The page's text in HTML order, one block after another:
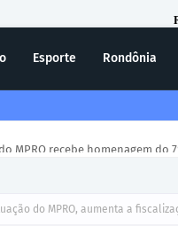
Esporte Rondônia
do MPRO, aumenta a